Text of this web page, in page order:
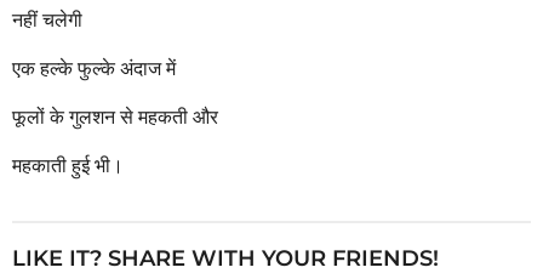
नहीं चलेगी
एक हल्के फुल्के अंदाज में
फूलों के गुलशन से महकती और
महकाती हुई भी।
LIKE IT? SHARE WITH YOUR FRIENDS!